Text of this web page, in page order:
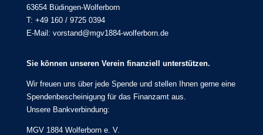
63654 Büdingen-Wolferborn
T: +49 160 / 9725 0394
E-Mail: vorstand@mgv1884-wolferborn.de
Sie können unseren Verein finanziell unterstützen.
Wir freuen uns über jede Spende und stellen Ihnen gerne eine
Spendenbescheinigung für das Finanzamt aus.
Unsere Bankverbindung:
MGV 1884 Wolferborn e. V.